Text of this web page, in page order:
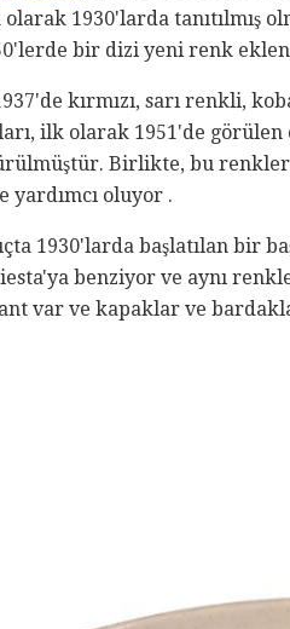
1930'larda tanıtılmış
bir dizi yeni renk
kırmızı, sarı renkli,
ilk olarak 1951'de
Birlikte, bu
oluyor .
1930'larda başlatılan bir
benziyor ve aynı
var ve kapaklar ve